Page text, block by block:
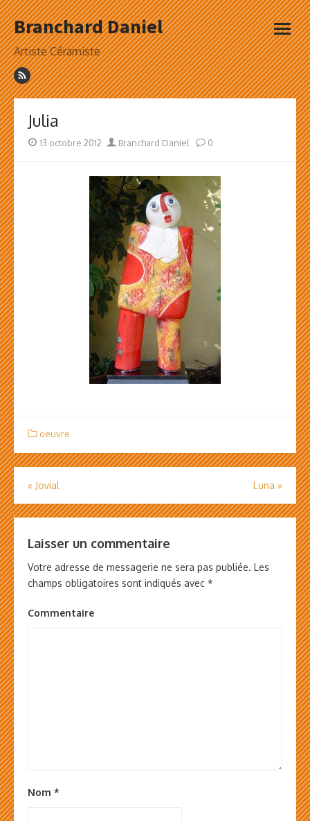
Skip
to
content
Branchard Daniel
Artiste Céramiste
open
menu
Julia
Posted
13 octobre 2012 Author
Branchard Daniel 0
oeuvre
Navigation
de
l’article
« Jovial Luna »
Laisser un commentaire
Votre adresse de messagerie ne sera pas publiée. Les
champs obligatoires sont indiqués avec *
Commentaire
Nom *